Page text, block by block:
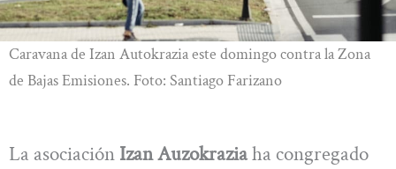
Caravana de Izan Autokrazia este domingo contra la Zona
de Bajas Emisiones. Foto: Santiago Farizano
La asociación Izan Auzokraziaha congregado